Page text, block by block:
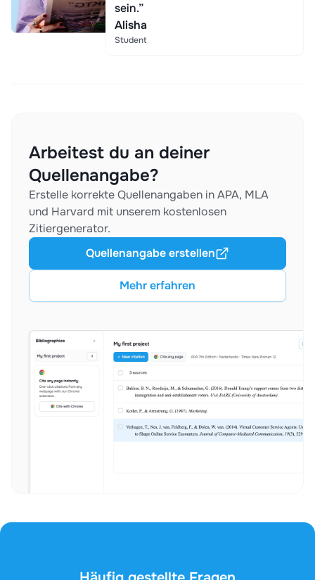
sein.”
Alisha
Student
Arbeitest du an deiner
Quellenangabe?
Erstelle korrekte Quellenangaben in APA, MLA
und Harvard mit unserem kostenlosen
Zitiergenerator.
Mehr erfahren
Quellenangabe erstellen